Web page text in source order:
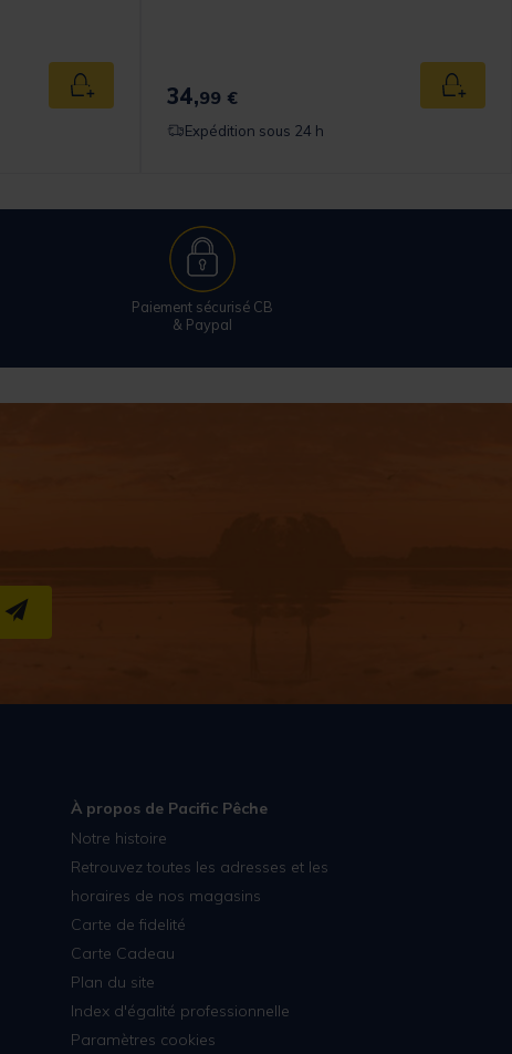
Ajouter au panier
34,99 € Ajouter
Expédition sous 24 h
Paiement sécurisé CB
& Paypal
S''INSCRIRE
À propos de Pacific Pêche
Notre histoire
Retrouvez toutes les adresses et les
horaires de nos magasins
Carte de fidelité
Carte Cadeau
Plan du site
Index d'égalité professionnelle
Paramètres cookies